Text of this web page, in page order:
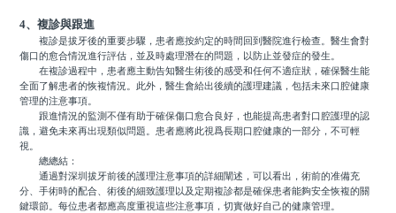
4、複診與跟進
複診是拔牙後的重要步驟，患者應按約定的時間回到醫院進行檢查。醫生會對
傷口的愈合情況進行評估，並及時處理潛在的問題，以防止並發症的發生。
在複診過程中，患者應主動告知醫生術後的感受和任何不適症狀，確保醫生能
全面了解患者的恢複情況。此外，醫生會給出後續的護理建議，包括未來口腔健康
管理的注意事項。
跟進情況的監測不僅有助于確保傷口愈合良好，也能提高患者對口腔護理的認
識，避免未來再出現類似問題。患者應將此視爲長期口腔健康的一部分，不可輕
視。
總總結：
通過對深圳拔牙前後的護理注意事項的詳細闡述，可以看出，術前的准備充
分、手術時的配合、術後的細致護理以及定期複診都是確保患者能夠安全恢複的關
鍵環節。每位患者都應高度重視這些注意事項，切實做好自己的健康管理。